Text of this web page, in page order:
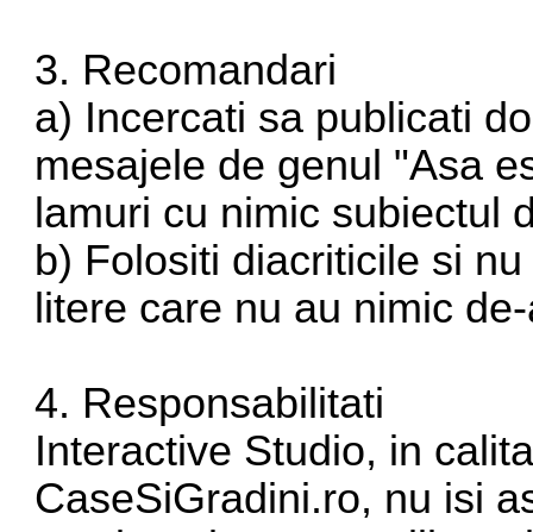
3. Recomandari
a) Incercati sa publicati
mesajele de genul "Asa
lamuri cu nimic subiectul
b) Folositi diacriticile si
litere care nu au nimic
4. Responsabilitati
Interactive Studio, in
CaseSiGradini.ro, nu isi